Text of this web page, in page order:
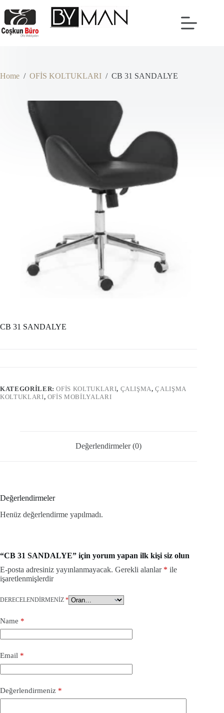
to
content
Home / OFİS KOLTUKLARI / CB 31 SANDALYE
CB 31 SANDALYE
KATEGORILER:OFİS KOLTUKLARI, ÇALIŞMA,ÇALIŞMA
KOLTUKLARI, OFIS MOBILYALARI
Değerlendirmeler (0)
Değerlendirmeler
Henüz değerlendirme yapılmadı.
“CB 31 SANDALYE” için yorum yapan ilk kişi siz olun
E-posta adresiniz yayınlanmayacak. Gerekli alanlar * ile
işaretlenmişlerdir
DERECELENDIRMENIZ *
Name *
Email *
Değerlendirmeniz *